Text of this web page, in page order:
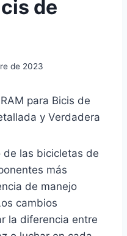
de
de 2023
para Bicis de
y Verdadera
de las bicicletas de
más
de manejo
cambios
la diferencia entre